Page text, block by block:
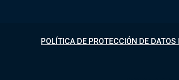
POLÍTICA DE PROTECCIÓN DE DATOS